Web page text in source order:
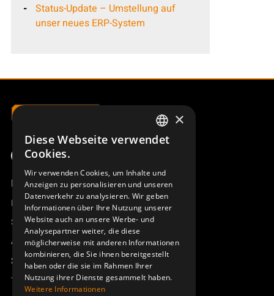
Status-Update – Umstellung auf
unser neues ERP-System
Produktübersicht
Remotus
Sesam
Access_Ctrl
Support
Technischer Support
SWEDISH
DEUTSCH
×
Diese Webseite verwendet
Cookies.
Wir verwenden Cookies, um Inhalte und
Anzeigen zu personalisieren und unseren
Datenverkehr zu analysieren. Wir geben
Informationen über Ihre Nutzung unserer
Website auch an unsere Werbe- und
Analysepartner weiter, die diese
möglicherweise mit anderen Informationen
kombinieren, die Sie ihnen bereitgestellt
haben oder die sie im Rahmen Ihrer
Nutzung ihrer Dienste gesammelt haben.
Weitere Informationen